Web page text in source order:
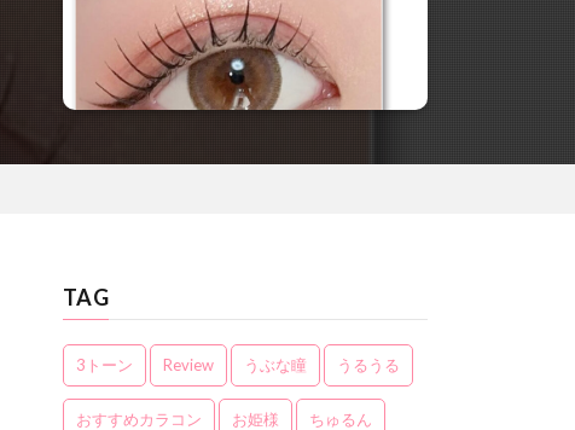
TAG
3トーン Review うぶな瞳 うるうる
おすすめカラコン お姫様 ちゅるん